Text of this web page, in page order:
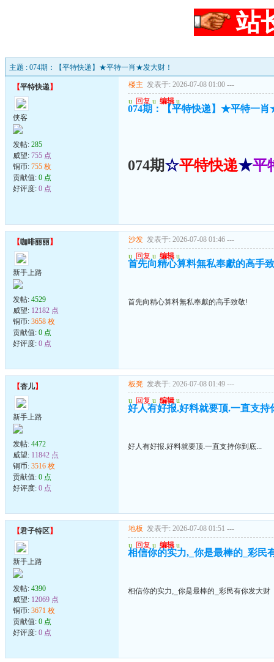
站
主题 : 074期：【平特快递】★平特一肖★发大财！
【平特快递 】
侠客
发帖: 285
威望: 755 点
铜币: 755 枚
贡献值: 0 点
好评度: 0 点
楼主 发表于: 2026-07-08 01:00 ---
u 回复 u 编辑 u
074期：【平特快递】★平特一
074期☆平特快递★平
【咖啡丽丽】
新手上路
发帖: 4529
威望: 12182 点
铜币: 3658 枚
贡献值: 0 点
好评度: 0 点
沙发 发表于: 2026-07-08 01:46 ---
u 回复 u 编辑 u
首先向精心算料無私奉獻的高手
首先向精心算料無私奉獻的高手致敬!
【杏儿】
新手上路
发帖: 4472
威望: 11842 点
铜币: 3516 枚
贡献值: 0 点
好评度: 0 点
板凳 发表于: 2026-07-08 01:49 ---
u 回复 u 编辑 u
好人有好报.好料就要顶.一直支持
好人有好报.好料就要顶.一直支持你到底...
【君子特区】
新手上路
发帖: 4390
威望: 12069 点
铜币: 3671 枚
贡献值: 0 点
好评度: 0 点
地板 发表于: 2026-07-08 01:51 ---
u 回复 u 编辑 u
相信你的实力,_你是最棒的_彩民
相信你的实力,_你是最棒的_彩民有你发大财